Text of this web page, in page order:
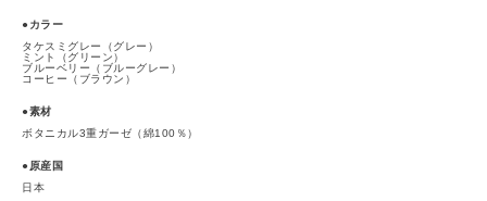
●カラー
タケスミグレー（グレー）
ミント（グリーン）
ブルーベリー（ブルーグレー）
コーヒー（ブラウン）
●素材
ボタニカル3重ガーゼ（綿100％）
●原産国
日本